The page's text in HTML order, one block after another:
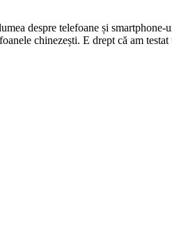
despre telefoane și
chinezești. E drept că am